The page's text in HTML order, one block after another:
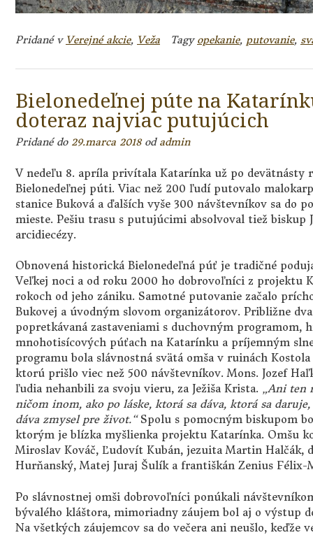
Pridané v Verejné akcie, Veža Tagy opekanie, putovanie,
Bielonedeľnej púte na
doteraz najviac putujúcich
Pridané do 29.marca 2018od admin
V nedeľu 8. apríla privítala Katarínka už po devätnásty
Bielonedeľnej púti. Viac než 200 ľudí putovalo
stanice Buková a ďalších vyše 300 návštevníkov sa do
mieste. Pešiu trasu s putujúcimi absolvoval tiež biskup
arcidiecézy.
Obnovená historická Bielonedeľná púť je tradičné
Veľkej noci a od roku 2000 ho dobrovoľníci z projektu
rokoch od jeho zániku. Samotné putovanie začalo
Bukovej a úvodným slovom organizátorov. Približne
popretkávaná zastaveniami s duchovným programom,
mnohotisícových púťach na Katarínku a príjemným
programu bola slávnostná svätá omša v ruinách
ktorú prišlo viec než 500 návštevníkov. Mons. Jozef
ľudia nehanbili za svoju vieru, za Ježiša Krista. „Ani ten
ničom inom, ako po láske, ktorá sa dáva, ktorá sa
dáva zmysel pre život.“Spolu s pomocným biskupom
ktorým je blízka myšlienka projektu Katarínka. Omšu
Miroslav Kováč, Ľudovít Kubán, jezuita Martin Halčák,
Hurňanský, Matej Juraj Šulík a františkán Zenius Félix-
Po slávnostnej omši dobrovoľníci ponúkali
bývalého kláštora, mimoriadny záujem bol aj o výstup
Na všetkých záujemcov sa do večera ani neušlo, keďže